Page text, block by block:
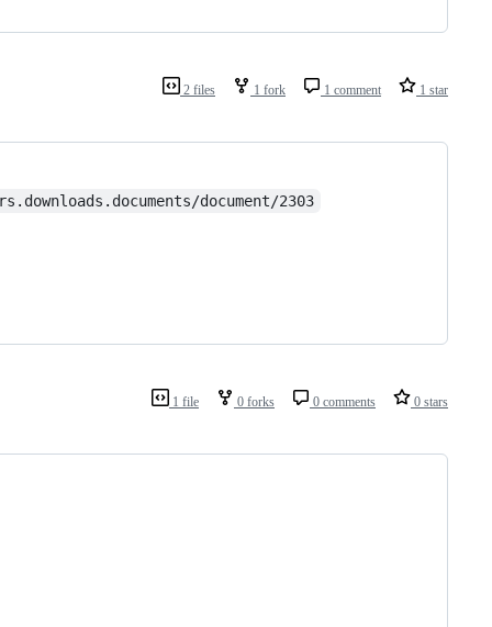
2 files 1 fork 1 comment 1 star
document/2303
1 file 0 forks 0 comments 0 stars